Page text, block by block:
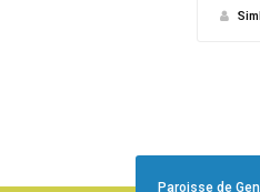
Paroisse de